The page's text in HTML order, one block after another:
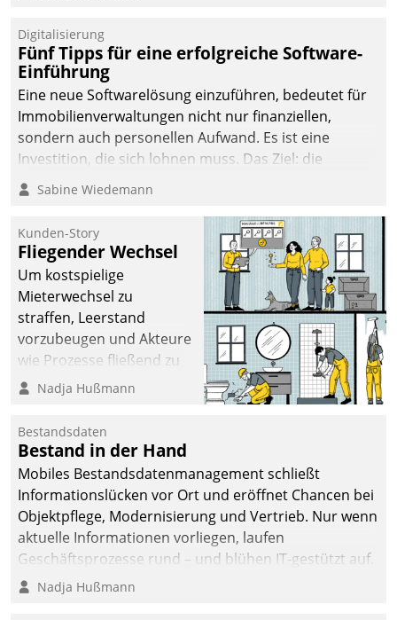
Digitalisierung
Fünf Tipps für eine erfolgreiche Software-
Einführung
Eine neue Softwarelösung einzuführen, bedeutet für
Immobilienverwaltungen nicht nur finanziellen,
sondern auch personellen Aufwand. Es ist eine
Investition, die sich lohnen muss. Das Ziel: die
nachhaltige Optimierung der Geschäftsabläufe. Damit
dieses Ziel erreicht wird, sollten einige Grundregeln
Sabine Wiedemann
Kunden-Story
Fliegender Wechsel
Um kostspielige
Mieterwechsel zu
straffen, Leerstand
vorzubeugen und Akteure
wie Prozesse fließend zu
vernetzen, nutzt die
Jahresbeginn eine
Überblick, Einsicht und
Eingriff bietende Lösung.
Zur Entwicklung setzte
man auf
Cloudtechnologie,
bewährte und Startup-
agile Projektmethoden.
Nadja Hußmann
Bestandsdaten
Bestand in der Hand
Mobiles Bestandsdatenmanagement schließt
Informationslücken vor Ort und eröffnet Chancen bei
Objektpflege, Modernisierung und Vertrieb. Nur wenn
aktuelle Informationen vorliegen, laufen
Geschäftsprozesse rund – und blühen IT-gestützt auf.
Nadja Hußmann